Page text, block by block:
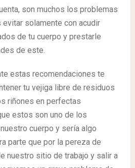
son muchos los problemas
solamente con acudir
de tu cuerpo y prestarle
de este.
estas recomendaciones te
tu vejiga libre de residuos
riñones en perfectas
estos son uno de los
cuerpo y sería algo
parte que por la pereza de
nuestro sitio de trabajo y salir a